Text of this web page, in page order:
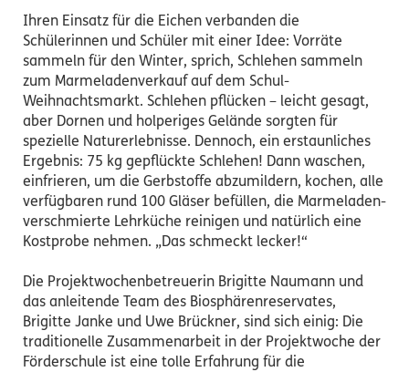
Ihren Einsatz für die Eichen verbanden die
Schülerinnen und Schüler mit einer Idee: Vorräte
sammeln für den Winter, sprich, Schlehen sammeln
zum Marmeladenverkauf auf dem Schul-
Weihnachtsmarkt. Schlehen pflücken – leicht gesagt,
aber Dornen und holperiges Gelände sorgten für
spezielle Naturerlebnisse. Dennoch, ein erstaunliches
Ergebnis: 75 kg gepflückte Schlehen! Dann waschen,
einfrieren, um die Gerbstoffe abzumildern, kochen, alle
verfügbaren rund 100 Gläser befüllen, die Marmeladen-
verschmierte Lehrküche reinigen und natürlich eine
Kostprobe nehmen. „Das schmeckt lecker!“
Die Projektwochenbetreuerin Brigitte Naumann und
das anleitende Team des Biosphärenreservates,
Brigitte Janke und Uwe Brückner, sind sich einig: Die
traditionelle Zusammenarbeit in der Projektwoche der
Förderschule ist eine tolle Erfahrung für die